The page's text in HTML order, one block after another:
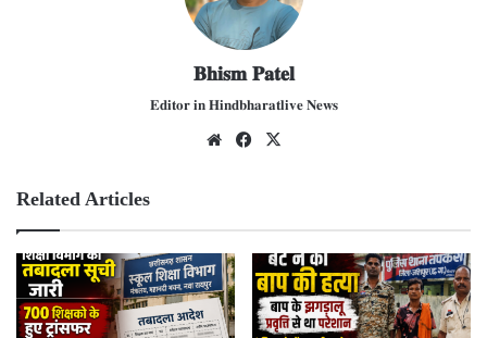
𝐁𝐡𝐢𝐬𝐦 𝐏𝐚𝐭𝐞𝐥
𝐄𝐝𝐢𝐭𝐨𝐫 𝐢𝐧 𝐇𝐢𝐧𝐝𝐛𝐡𝐚𝐫𝐚𝐭𝐥𝐢𝐯𝐞 𝐍𝐞𝐰𝐬
We
Fac
Related Articles